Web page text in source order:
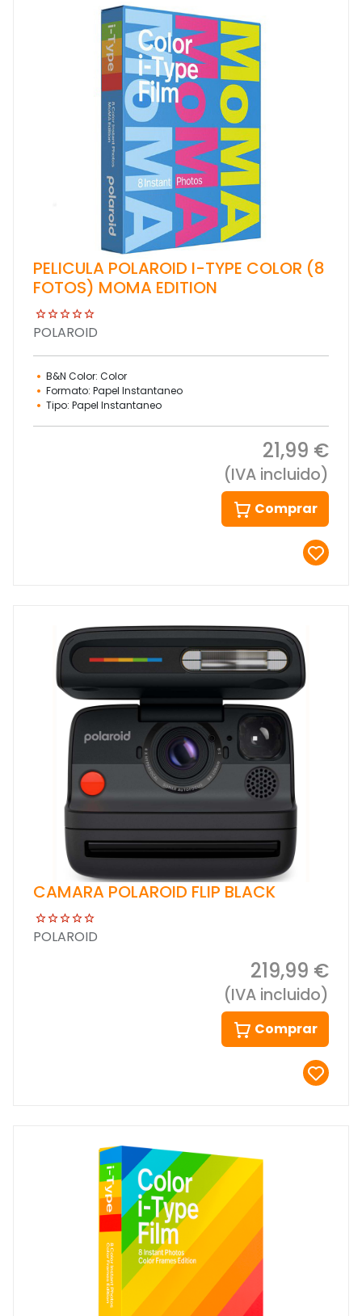
PELICULA POLAROID I-TYPE COLOR (8
FOTOS) MOMA EDITION
POLAROID
B&N Color: Color
Formato: Papel Instantaneo
Tipo: Papel Instantaneo
21,99 €
(IVA incluido)
Comprar
CAMARA POLAROID FLIP BLACK
POLAROID
219,99 €
(IVA incluido)
Comprar